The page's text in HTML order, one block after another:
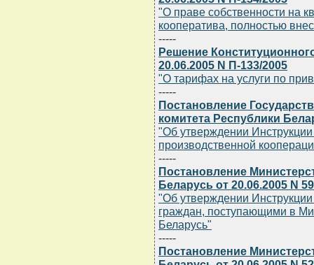
"О праве собственности на
кооператива, полностью
-----
Решение
20.06.2005 N П-133/2005
"О тарифах на услуги по
-----
Постановление
комитета Республики
"Об утверждении
производственной
-----
Постановление
Беларусь от 20.06.2005 N
"Об утверждении
граждан, поступающими в
Беларусь"
-----
Постановление